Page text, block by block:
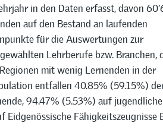
in den Daten erfasst, davon
auf den Bestand an laufenden
für die Auswertungen zur
Lehrberufe bzw. Branchen,
mit wenig Lernenden in der
entfallen 40.85% (59.15%)
94.47% (5.53%) auf jugendliche
Fähigkeitszeugnisse